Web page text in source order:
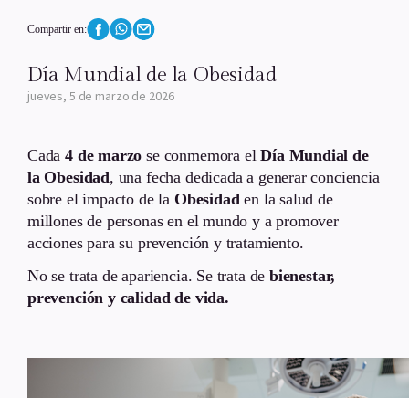
Compartir en:
Día Mundial de la Obesidad
jueves, 5 de marzo de 2026
Cada4 de marzo se conmemora elDía Mundial de
la Obesidad, una fecha dedicada a generar conciencia
sobre el impacto de la Obesidaden la salud de
millones de personas en el mundo y a promover
acciones para su prevención y tratamiento.
No se trata de apariencia. Se trata de bienestar,
prevención y calidad de vida.